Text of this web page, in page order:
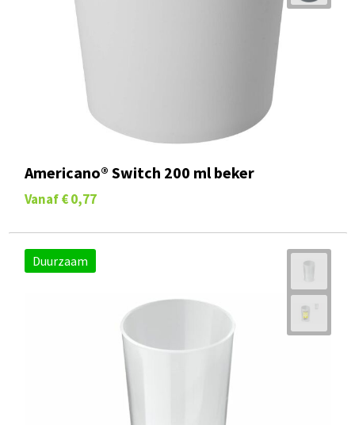
Americano® Switch 200 ml beker
Vanaf € 0,77
Duurzaam